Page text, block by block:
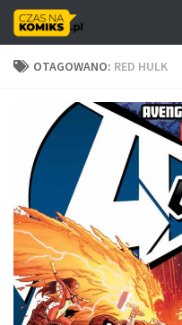
Skip to content
OTAGOWANO: RED HULK